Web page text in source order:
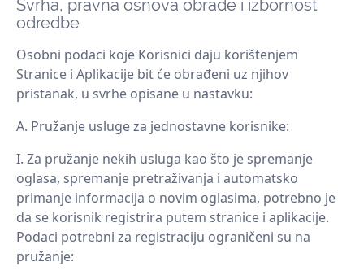
Svrha, pravna osnova obrade i izbornost
odredbe
Osobni podaci koje Korisnici daju korištenjem
Stranice i Aplikacije bit će obrađeni uz njihov
pristanak, u svrhe opisane u nastavku:
Pružanje usluge za jednostavne korisnike:
Za pružanje nekih usluga kao što je spremanje
oglasa, spremanje pretraživanja i automatsko
primanje informacija o novim oglasima, potrebno je
da se korisnik registrira putem stranice i aplikacije.
Podaci potrebni za registraciju ograničeni su na
pružanje: